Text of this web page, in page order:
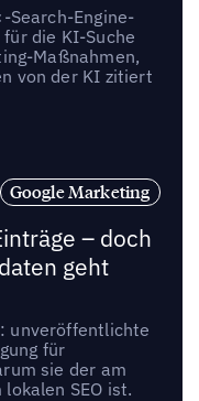
Search-Engine-
die KI-Suche
Maßnahmen,
von der KI zitiert
Google Marketing
– doch
geht
unveröffentlichte
für
sie der am
SEO ist.